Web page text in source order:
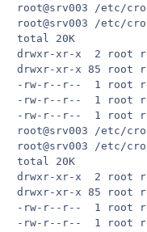
root@srv003 /etc/
root@srv003 /etc/
total 20K
drwxr-xr-x  2 root
drwxr-xr-x 85 root
-rw-r--r--  1 root
-rw-r--r--  1 root
-rw-r--r--  1 root
root@srv003 /etc/
root@srv003 /etc/
total 20K
drwxr-xr-x  2 root
drwxr-xr-x 85 root
-rw-r--r--  1 root
-rw-r--r--  1 root